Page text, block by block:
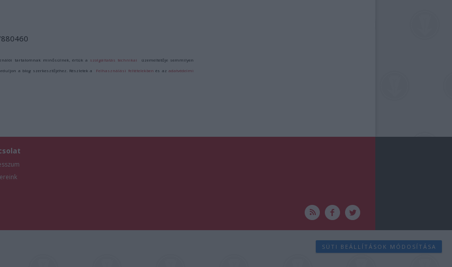
tartalomnak minősülnek, értük a szolgáltatás technikai üzemeltetője semmilyen
a blog szerkesztőjéhez. Részletek a Felhasználási feltételekben és azadatvédelmi
SÜTI BEÁLLÍTÁSOK MÓDOSÍTÁSA